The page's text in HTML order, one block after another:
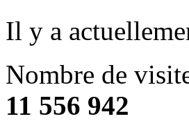
Il y a
Nombre de
11 556 942